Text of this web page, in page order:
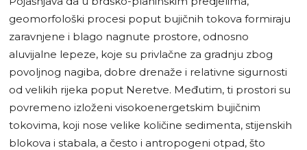
geomorfološki procesi poput bujičnih tokova formiraju
zaravnjene i blago nagnute prostore, odnosno
aluvijalne lepeze, koje su privlačne za gradnju zbog
povoljnog nagiba, dobre drenaže i relativne sigurnosti
od velikih rijeka poput Neretve. Međutim, ti prostori su
povremeno izloženi visokoenergetskim bujičnim
tokovima, koji nose velike količine sedimenta, stijenskih
blokova i stabala, a često i antropogeni otpad, što